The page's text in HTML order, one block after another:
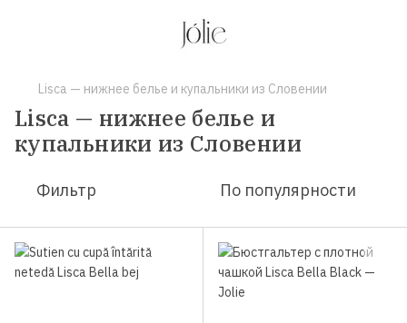
Lisca — нижнее белье и купальники из Словении
Lisca — нижнее белье и
купальники из Словении
Фильтр По популярности